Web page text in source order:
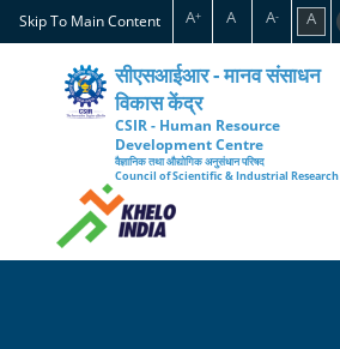
Skip
to
content
Skip To Main Content A+ A A- A
सीएसआईआर - मानव संसाधन
विकास केंद्र
CSIR - Human Resource
Development Centre
वैज्ञानिक तथा औद्योगिक अनुसंधान परिषद
Council of Scientific & Industrial Research